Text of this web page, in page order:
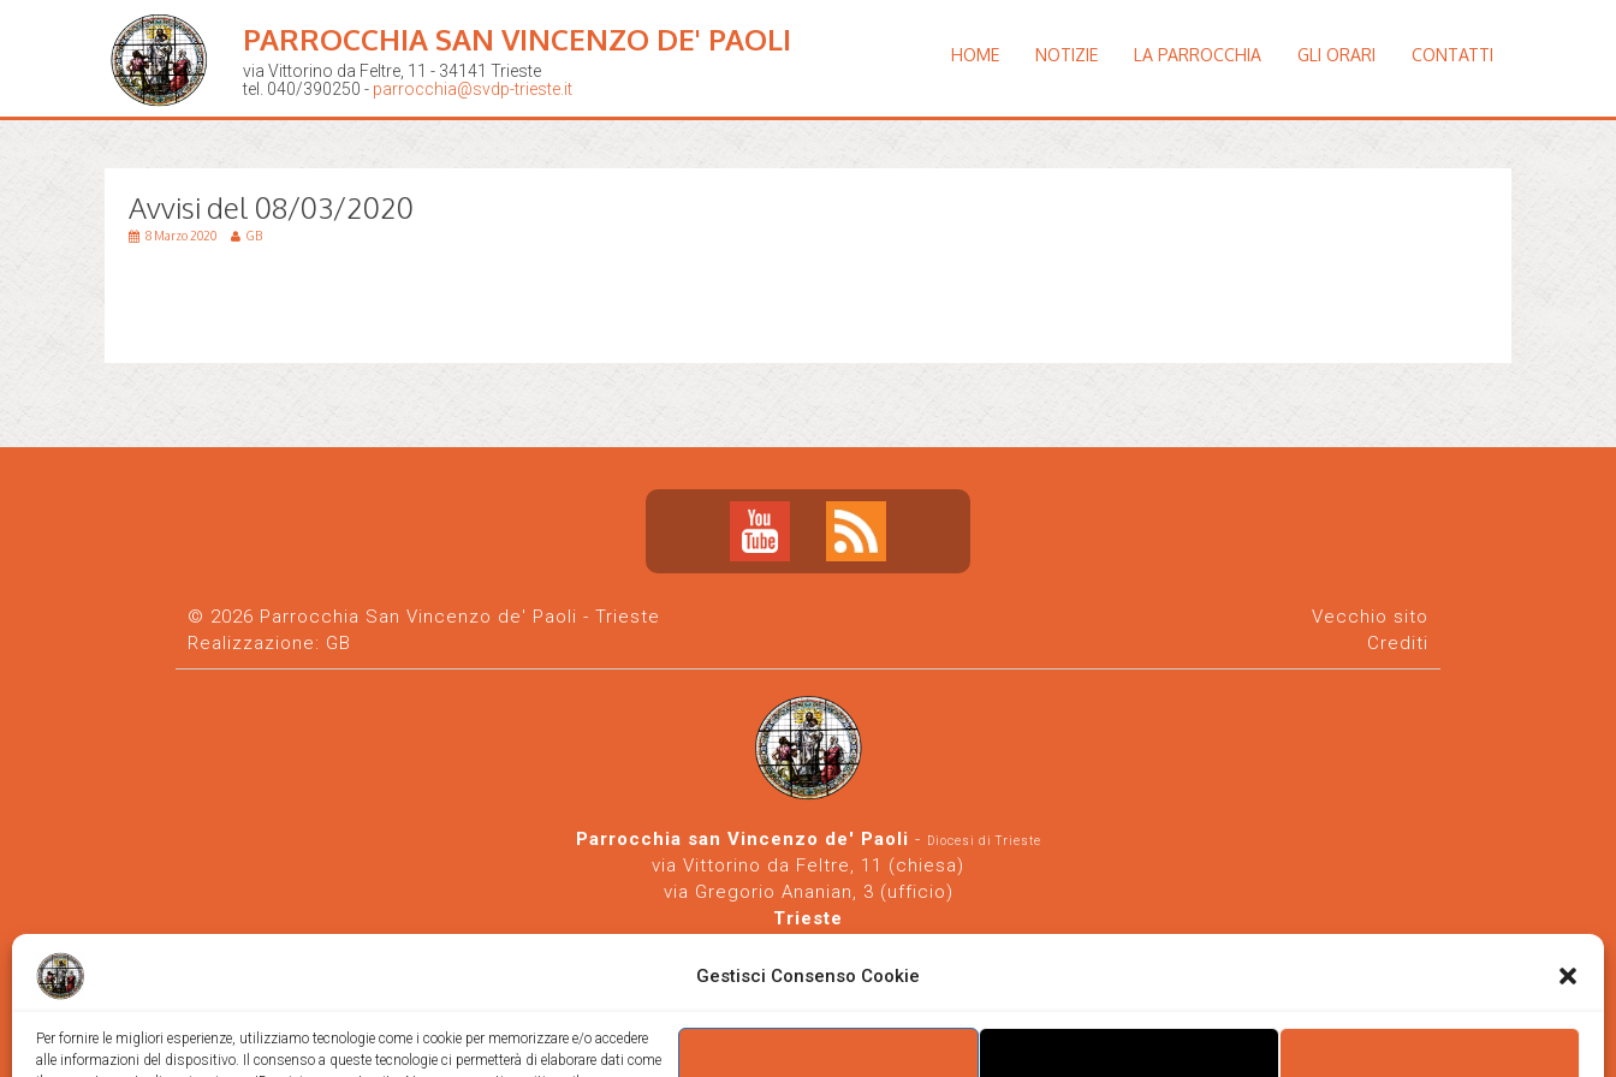
Gestisci Consenso Cookie
Per fornire le migliori esperienze, utilizziamo tecnologie come i cookie per memorizzare e/o accedere
alle informazioni del dispositivo. Il consenso a queste tecnologie ci permetterà di elaborare dati come
PARROCCHIA SAN VINCENZO DE' PAOLI
via Vittorino da Feltre, 11 - 34141 Trieste
tel. 040/390250 - parrocchia@svdp-trieste.it
HOME NOTIZIE LA PARROCCHIA GLI ORARI CONTATTI
Avvisi del 08/03/2020
8 Marzo 2020 GB
© 2026 Parrocchia San Vincenzo de' Paoli - Trieste
Realizzazione: GB
Vecchio sito
Crediti
Parrocchia san Vincenzo de' Paoli - Diocesi di Trieste
via Vittorino da Feltre, 11 (chiesa)
via Gregorio Ananian, 3 (ufficio)
Trieste
https://www.svdp-trieste.it-parrocchia@svdp-trieste.it
Informativa privacy-Informativa cookie